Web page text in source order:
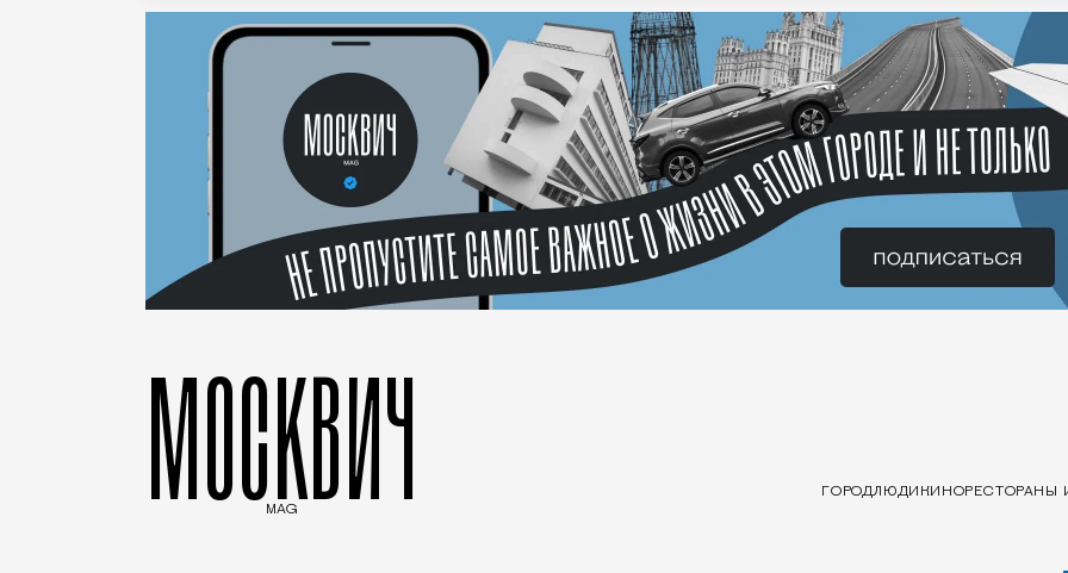
МОСКВИЧ
MAG
ГОРОДЛЮДИ КИНОРЕСТОРАНЫ